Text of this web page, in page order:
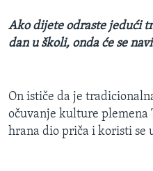
Ako dijete odraste jedući
dan u školi, onda će se
On ističe da je
očuvanje kulture plemena
hrana dio priča i koristi se